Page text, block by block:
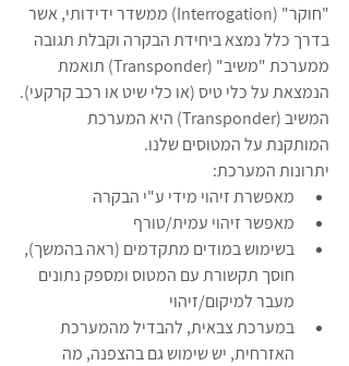
"חוקר" (Interrogation) ממשדר ידידותי, אשר
בדרך כלל נמצא ביחידת הבקרה וקבלת תגובה
ממערכת "משיב" (Transponder) תואמת
הנמצאת על כלי טיס (או כלי שיט או רכב קרקעי).
המשיב (Transponder) היא המערכת
המותקנת על המטוסים שלנו.
יתרונות המערכת:
מאפשרת זיהוי מידי ע"י הבקרה
מאפשר זיהוי עמית/טורף
בשימוש במודים מתקדמים (ראה בהמשך),
חוסך תקשורת עם המטוס ומספק נתונים
מעבר למיקום/זיהוי
במערכת צבאית, להבדיל מהמערכת
האזרחית, יש שימוש גם בהצפנה, מה